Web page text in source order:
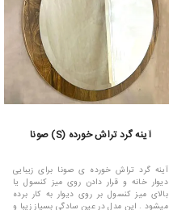
آینه گرد تراش خورده (S) صونا
آینه گرد تراش خورده ی صونا برای زیبایی
دیوار خانه و قرار دادن روی میز کنسول یا
بالای میز کنسول بر روی دیوار به کار برده
میشود . این مدل در عین سادگی بسیاز زیبا و